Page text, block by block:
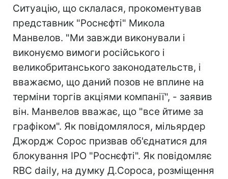
Ситуацію, що склалася, прокоментував
представник "Роснєфті" Микола
Манвелов. "Ми завжди виконували і
виконуємо вимоги російського і
великобританського законодательств, і
вважаємо, що даний позов не вплине на
терміни торгів акціями компанії", - заявив
він. Манвелов вважає, що "все йтиме за
графіком". Як повідомлялося, мільярдер
Джордж Сорос призвав об'єднатися для
блокування IPO "Роснєфті". Як повідомляє
RBC daily, на думку Д.Сороса, розміщення